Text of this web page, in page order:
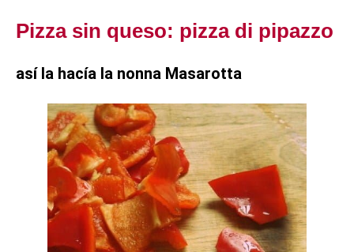
Pizza sin queso: pizza di pipazzo
así la hacía la nonna Masarotta